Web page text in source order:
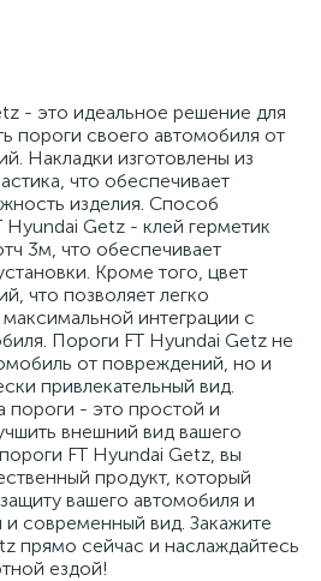
- это идеальное решение для
пороги своего автомобиля от
Накладки изготовлены из
что обеспечивает
изделия. Способ
Hyundai Getz - клей герметик
3м, что обеспечивает
Кроме того, цвет
что позволяет легко
интеграции с
Пороги FT Hyundai Getz не
от повреждений, но и
привлекательный вид.
пороги - это простой и
внешний вид вашего
FT Hyundai Getz, вы
продукт, который
вашего автомобиля и
современный вид. Закажите
прямо сейчас и наслаждайтесь
ездой!